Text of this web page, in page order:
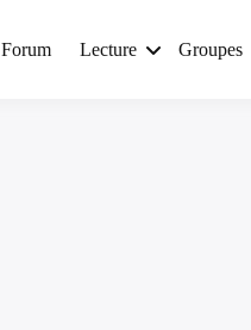
Forum Lecture Groupes